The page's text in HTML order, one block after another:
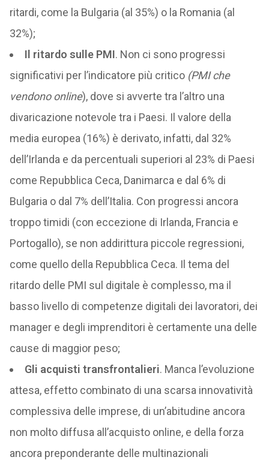
ritardi, come la Bulgaria (al 35%) o la Romania (al
32%);
Il ritardo sulle PMI. Non ci sono progressi
significativi per l’indicatore più critico(PMI che
vendono online), dove si avverte tra l’altro una
divaricazione notevole tra i Paesi. Il valore della
media europea (16%) è derivato, infatti, dal 32%
dell’Irlanda e da percentuali superiori al 23% di Paesi
come Repubblica Ceca, Danimarca e dal 6% di
Bulgaria o dal 7% dell’Italia. Con progressi ancora
troppo timidi (con eccezione di Irlanda, Francia e
Portogallo), se non addirittura piccole regressioni,
come quello della Repubblica Ceca. Il tema del
ritardo delle PMI sul digitale è complesso, ma il
basso livello di competenze digitali dei lavoratori, dei
manager e degli imprenditori è certamente una delle
cause di maggior peso;
Gli acquisti transfrontalieri. Manca l’evoluzione
attesa, effetto combinato di una scarsa innovatività
complessiva delle imprese, di un’abitudine ancora
non molto diffusa all’acquisto online, e della forza
ancora preponderante delle multinazionali